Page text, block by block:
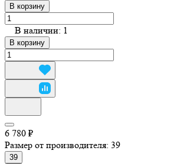
В корзину
В наличии: 1
В корзину
6 780 ₽
Размер от производителя: 39
39